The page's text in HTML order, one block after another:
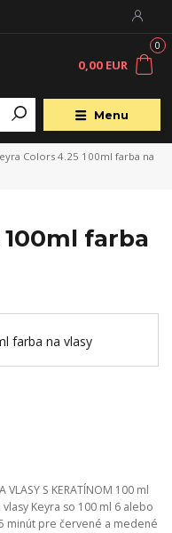
Menu
0
0,00 EUR
Colors 4.25 100ml farba na
100ml farba
VLASY S KERATÍNOM 100 ml
Keyra so 100 ml 6 alebo
minút pre červené a medené